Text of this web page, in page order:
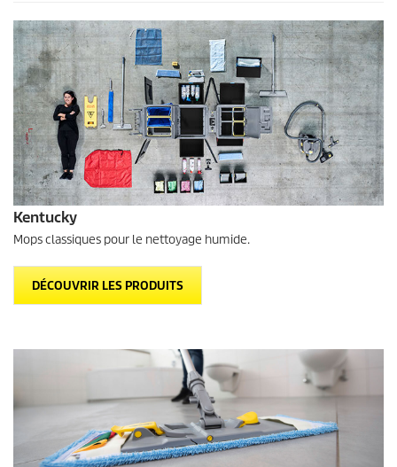
Kentucky
Mops classiques pour le nettoyage humide.
DÉCOUVRIR LES PRODUITS